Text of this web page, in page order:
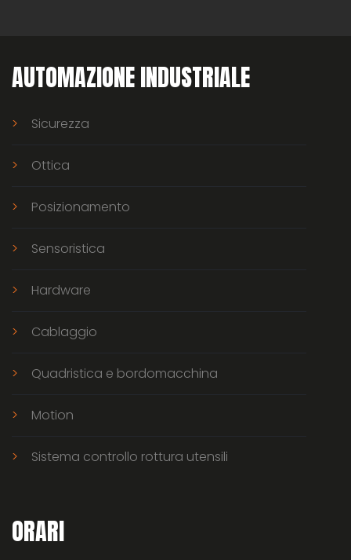
AUTOMAZIONE INDUSTRIALE
Sicurezza
Ottica
Posizionamento
Sensoristica
Hardware
Cablaggio
Quadristica e bordomacchina
Motion
Sistema controllo rottura utensili
ORARI